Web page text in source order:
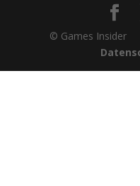
© Games Insider